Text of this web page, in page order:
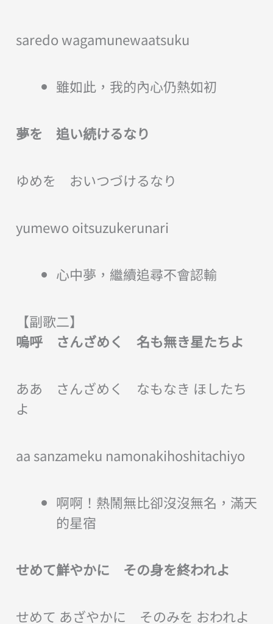
saredo wagamunewaatsuku
雖如此，我的內心仍熱如初
夢を 追い続けるなり
ゆめを おいつづけるなり
yumewo oitsuzukerunari
心中夢，繼續追尋不會認輸
【副歌二】
嗚呼 さんざめく 名も無き星たちよ
ああ さんざめく なもなき ほしたち
よ
aa sanzameku namonakihoshitachiyo
啊啊！熱鬧無比卻沒沒無名，滿天
的星宿
せめて鮮やかに その身を終われよ
せめて あざやかに そのみを おわれよ